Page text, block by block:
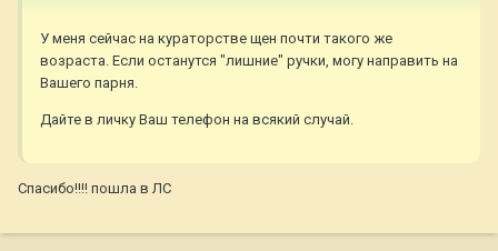
У меня сейчас на кураторстве щен почти такого же
возраста. Если останутся "лишние" ручки, могу направить на
Вашего парня.
Дайте в личку Ваш телефон на всякий случай.
Спасибо!!!! пошла в ЛС